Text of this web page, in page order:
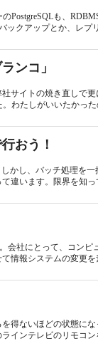
PostgreSQLも、
ックアップとか、レプ
ンコ」
サイトの焼き直しで
わたしがいいたかっ
おう！
かし、バッチ処理を
違います。限界を知
会社にとって、コン
情報システムの変更
得ないほどの状態に
インテレビのリモコ